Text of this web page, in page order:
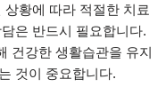
황에 따라 적절한 치료
은 반드시 필요합니다.
건강한 생활습관을 유지
것이 중요합니다.